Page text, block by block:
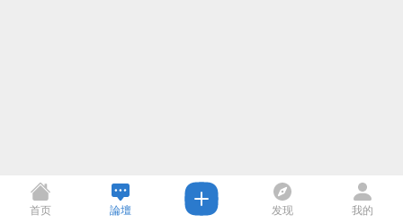
首页 論壇 发现 我的